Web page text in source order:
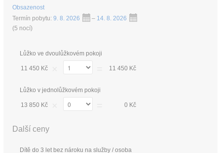
Obsazenost
Termín pobytu: 9. 8. 2026 – 14. 8. 2026
(5 nocí)
Lůžko ve dvoulůžkovém pokoji
11 450 Kč 11 450 Kč
Lůžko v jednolůžkovém pokoji
13 850 Kč 0 Kč
Další ceny
Dítě do 3 let bez nároku na služby / osoba